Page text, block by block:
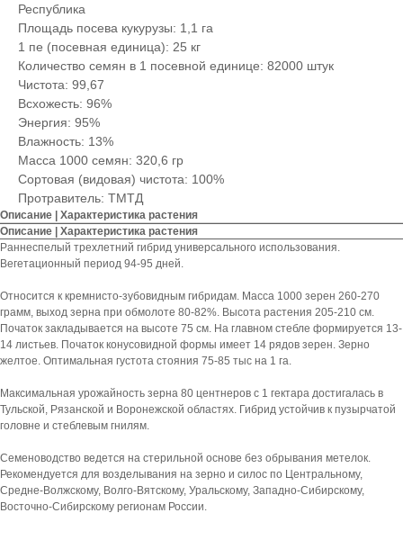
Республика
Площадь посева кукурузы: 1,1 га
1 пе (посевная единица): 25 кг
Количество семян в 1 посевной единице: 82000 штук
Чистота: 99,67
Всхожесть: 96%
Энергия: 95%
Влажность: 13%
Масса 1000 семян: 320,6 гр
Сортовая (видовая) чистота: 100%
Протравитель: ТМТД
Описание | Характеристика растения
Описание | Характеристика растения
Раннеспелый трехлетний гибрид универсального использования.
Вегетационный период 94-95 дней.
Относится к кремнисто-зубовидным гибридам. Масса 1000 зерен 260-270
грамм, выход зерна при обмолоте 80-82%. Высота растения 205-210 см.
Початок закладывается на высоте 75 см. На главном стебле формируется 13-
14 листьев. Початок конусовидной формы имеет 14 рядов зерен. Зерно
желтое. Оптимальная густота стояния 75-85 тыс на 1 га.
Максимальная урожайность зерна 80 центнеров с 1 гектара достигалась в
Тульской, Рязанской и Воронежской областях. Гибрид устойчив к пузырчатой
головне и стеблевым гнилям.
Семеноводство ведется на стерильной основе без обрывания метелок.
Рекомендуется для возделывания на зерно и силос по Центральному,
Средне-Волжскому, Волго-Вятскому, Уральскому, Западно-Сибирскому,
Восточно-Сибирскому регионам России.